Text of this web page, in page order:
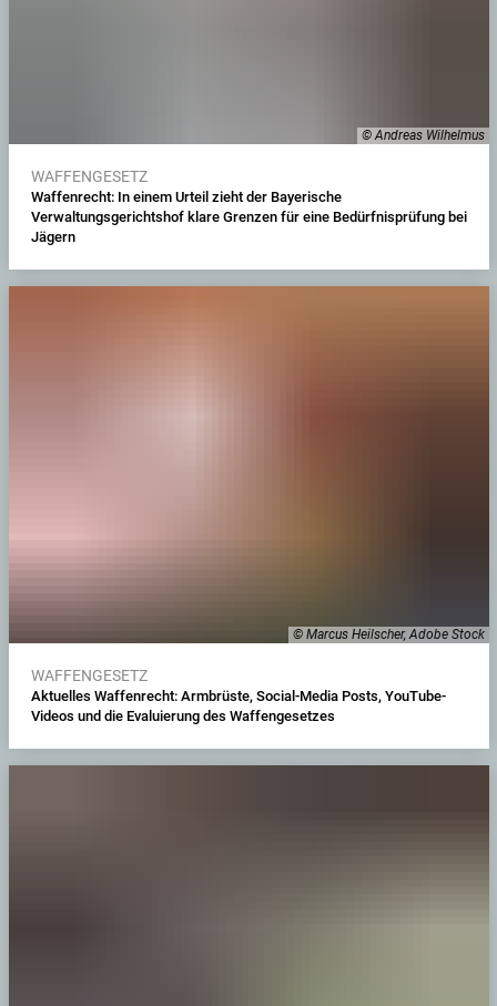
© Andreas Wilhelmus
WAFFENGESETZ
Waffenrecht: In einem Urteil zieht der Bayerische
Verwaltungsgerichtshof klare Grenzen für eine Bedürfnisprüfung bei
Jägern
© Marcus Heilscher, Adobe Stock
WAFFENGESETZ
Aktuelles Waffenrecht: Armbrüste, Social-Media Posts, YouTube-
Videos und die Evaluierung des Waffengesetzes